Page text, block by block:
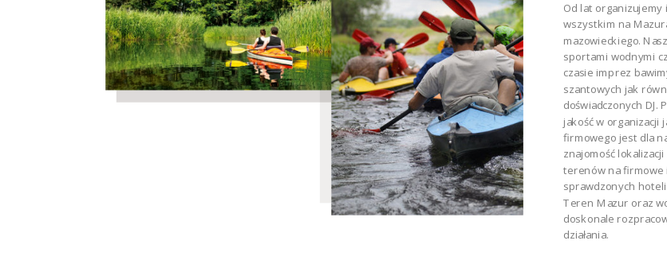
Od lat
wszystkim na
mazowieckiego.
sportami wodnymi
czasie imprez
szantowych jak
doświadczonych DJ.
jakość w organizacji
firmowego jest dla
znajomość
terenów na firmowe
sprawdzonych
Teren Mazur oraz
doskonale
działania.